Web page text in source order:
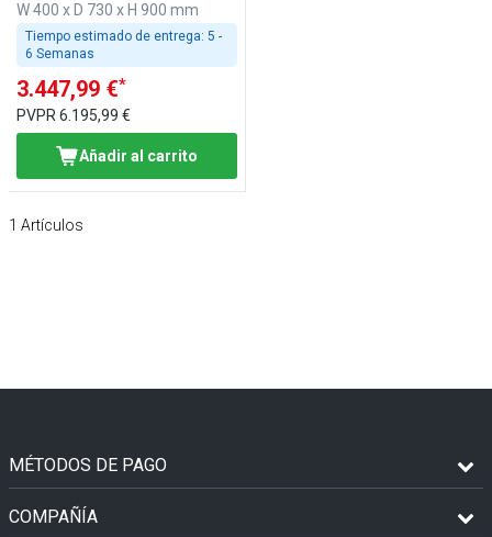
W 400 x D 730 x H 900 mm
Tiempo estimado de entrega: 5 -
6 Semanas
3.447,99 €*
PVPR 6.195,99 €
Añadir al carrito
1 Artículos
MÉTODOS DE PAGO
COMPAÑÍA